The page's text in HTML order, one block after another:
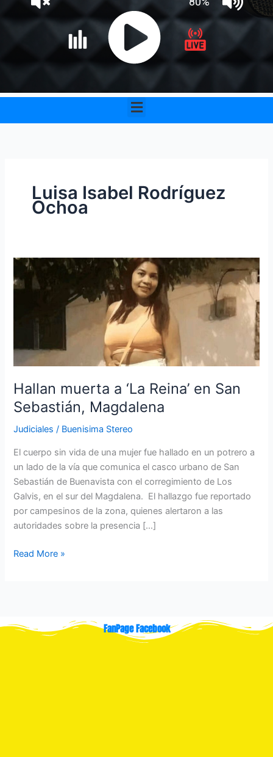
Menu
Luisa Isabel Rodríguez
Ochoa
Hallan muerta a ‘La Reina’ en San
Sebastián, Magdalena
Judiciales / Buenisima Stereo
El cuerpo sin vida de una mujer fue hallado en un potrero a
un lado de la vía que comunica el casco urbano de San
Sebastián de Buenavista con el corregimiento de Los
Galvis, en el sur del Magdalena. El hallazgo fue reportado
por campesinos de la zona, quienes alertaron a las
autoridades sobre la presencia […]
Hallan
muerta
San
Sebastián,
Magdalena
Read More »
FanPage Facebook